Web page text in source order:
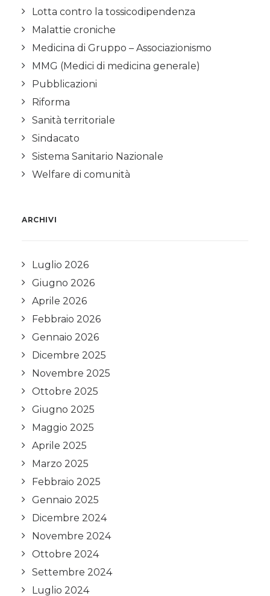
Lotta contro la tossicodipendenza
Malattie croniche
Medicina di Gruppo – Associazionismo
MMG (Medici di medicina generale)
Pubblicazioni
Riforma
Sanità territoriale
Sindacato
Sistema Sanitario Nazionale
Welfare di comunità
ARCHIVI
Luglio 2026
Giugno 2026
Aprile 2026
Febbraio 2026
Gennaio 2026
Dicembre 2025
Novembre 2025
Ottobre 2025
Giugno 2025
Maggio 2025
Aprile 2025
Marzo 2025
Febbraio 2025
Gennaio 2025
Dicembre 2024
Novembre 2024
Ottobre 2024
Settembre 2024
Luglio 2024